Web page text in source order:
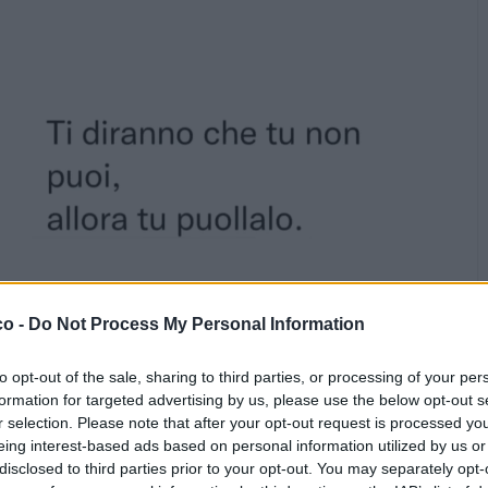
- Do Not Process My Personal Information
opt-out of the sale, sharing to third parties, or processing of your
for targeted advertising by us, please use the below opt-out
selection. Please note that after your opt-out request is processed
interest-based ads based on personal information utilized by us
to third parties prior to your opt-out. You may separately
Stime: 8  Commenti: 5